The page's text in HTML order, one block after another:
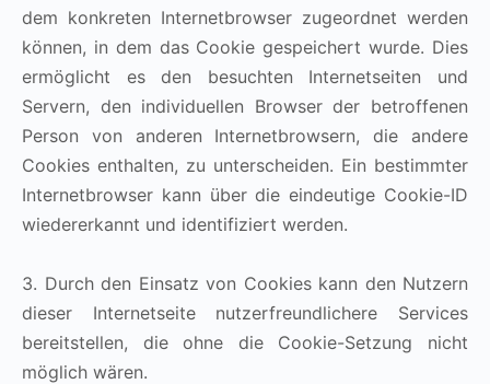
dem konkreten Internetbrowser zugeordnet werden
können, in dem das Cookie gespeichert wurde. Dies
ermöglicht es den besuchten Internetseiten und
Servern, den individuellen Browser der betroffenen
Person von anderen Internetbrowsern, die andere
Cookies enthalten, zu unterscheiden. Ein bestimmter
Internetbrowser kann über die eindeutige Cookie-ID
wiedererkannt und identifiziert werden.
3. Durch den Einsatz von Cookies kann den Nutzern
dieser Internetseite nutzerfreundlichere Services
bereitstellen, die ohne die Cookie-Setzung nicht
möglich wären.